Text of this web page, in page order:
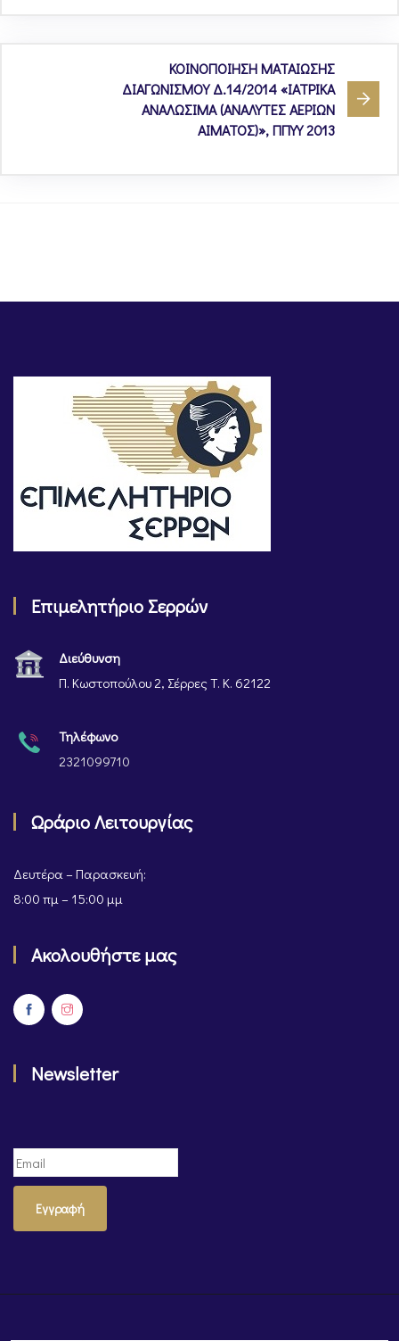
ΚΟΙΝΟΠΟΙΗΣΗ ΜΑΤΑΙΩΣΗΣ
ΔΙΑΓΩΝΙΣΜΟΥ Δ.14/2014 «ΙΑΤΡΙΚΑ
ΑΝΑΛΩΣΙΜΑ (ΑΝΑΛΥΤΕΣ ΑΕΡΙΩΝ
ΑΙΜΑΤΟΣ)», ΠΠΥΥ 2013
Επιμελητήριο Σερρών
Διεύθυνση
Π. Κωστοπούλου 2, Σέρρες Τ. Κ. 62122
Τηλέφωνο
2321099710
Ωράριο Λειτουργίας
Δευτέρα – Παρασκευή:
8:00 πμ – 15:00 μμ
Ακολουθήστε μας
Newsletter
Εγγραφή